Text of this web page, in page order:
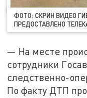
ФОТО: СКРИН ВИДЕО
ПРЕДОСТАВЛЕНО
— На месте
сотрудники
следственно-
По факту ДТП